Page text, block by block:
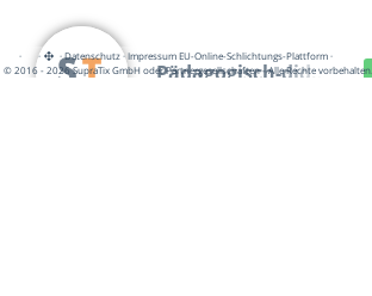
Pädagogisch-did…
· · ·Datenschutz·Impressum EU-Online-Schlichtungs-Plattform·
© 2016 - 2026 SupraTix GmbH oder Partnergesellschaften - Alle Rechte vorbehalten.